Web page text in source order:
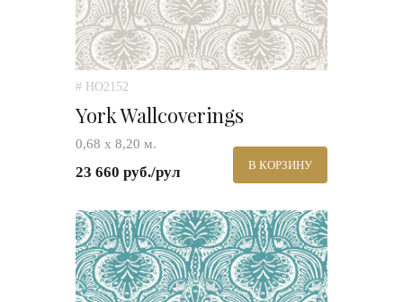
# HO2152
York Wallcoverings
0,68 х 8,20 м.
23 660 руб./рул В КОРЗИНУ